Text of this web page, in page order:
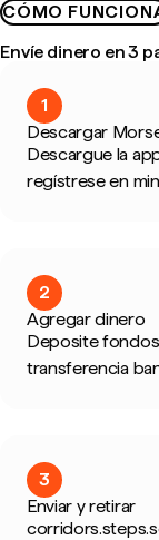
CÓMO
Envíe dinero en 3
1
Descargar
Descargue la
regístrese en
2
Agregar dinero
Deposite
transferencia
3
Enviar y retirar